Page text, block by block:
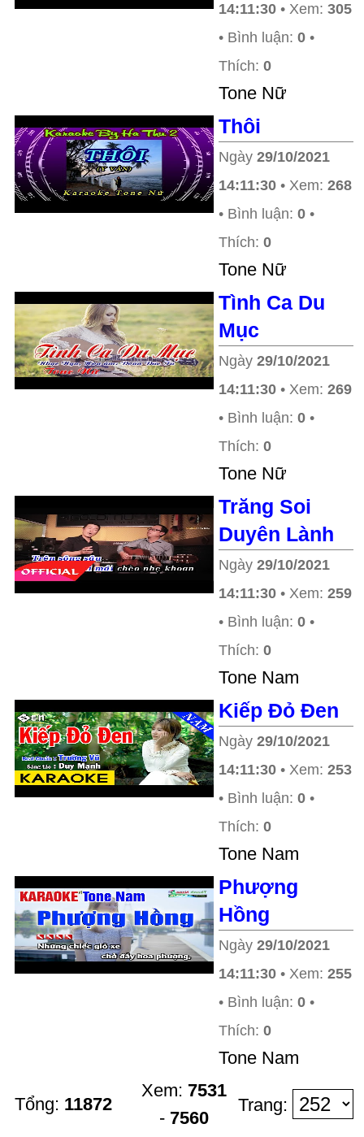
14:11:30 • Xem: 305
• Bình luận: 0 •
Thích: 0
Tone Nữ
Thôi
Ngày 29/10/2021
14:11:30 • Xem: 268
• Bình luận: 0 •
Thích: 0
Tone Nữ
Tình Ca Du
Mục
Ngày 29/10/2021
14:11:30 • Xem: 269
• Bình luận: 0 •
Thích: 0
Tone Nữ
Trăng Soi
Duyên Lành
Ngày 29/10/2021
14:11:30 • Xem: 259
• Bình luận: 0 •
Thích: 0
Tone Nam
Kiếp Đỏ Đen
Ngày 29/10/2021
14:11:30 • Xem: 253
• Bình luận: 0 •
Thích: 0
Tone Nam
Phượng
Hồng
Ngày 29/10/2021
14:11:30 • Xem: 255
• Bình luận: 0 •
Thích: 0
Tone Nam
Tổng: 11872
Xem: 7531
- 7560
Trang: